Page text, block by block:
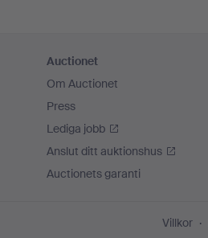
Auctionet
Om Auctionet
Press
Lediga jobb
Anslut ditt auktionshus
Auctionets garanti
Villkor